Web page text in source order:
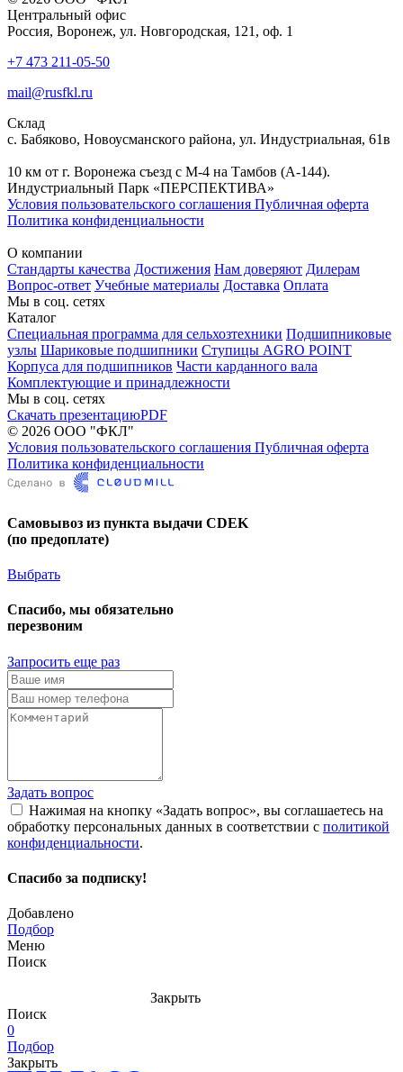
Центральный офис
Россия, Воронеж, ул. Новгородская, 121, оф. 1
+7 473 211-05-50
mail@rusfkl.ru
Склад
с. Бабяково, Новоусманского района, ул. Индустриальная, 61в
10 км от г. Воронежа съезд с М-4 на Тамбов (А-144).
Индустриальный Парк «ПЕРСПЕКТИВА»
Условия пользовательского соглашения Публичная оферта
Политика конфиденциальности
О компании
Стандарты качества Достижения Нам доверяют Дилерам
Вопрос-ответ Учебные материалы Доставка Оплата
Мы в соц. сетях
Каталог
Специальная программа для сельхозтехники Подшипниковые
узлы Шариковые подшипники Ступицы AGRO POINT
Корпуса для подшипников Части карданного вала
Комплектующие и принадлежности
Мы в соц. сетях
Скачать презентациюPDF
© 2026 ООО "ФКЛ"
Условия пользовательского соглашения Публичная оферта
Политика конфиденциальности
Самовывоз из пункта выдачи CDEK
(по предоплате)
Выбрать
Спасибо, мы обязательно
перезвоним
Запросить еще раз
Задать вопрос
Нажимая на кнопку «Задать вопрос», вы соглашаетесь на
обработку персональных данных в соответствии с политикой
конфиденциальности.
Спасибо за подписку!
Добавлено
Подбор
Меню
Поиск
Закрыть
Поиск
0
Подбор
Закрыть